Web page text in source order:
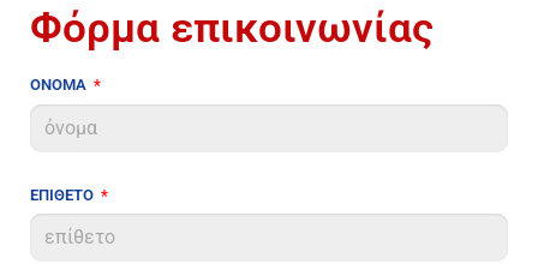
Φόρμα επικοινωνίας
ΟΝΟΜΑ
ΕΠΙΘΕΤΟ